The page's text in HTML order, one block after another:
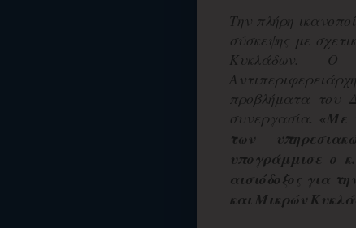
Την πλήρη
σύσκεψης με
Κυκλάδων. Ο
προβλήματα του
συνεργασία. «Με
των
υπογράμμισε ο
αισιόδοξος για
και Μικρών